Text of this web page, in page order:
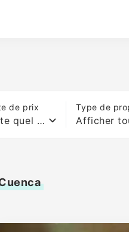
de prix
N'importe quel prix
Type de
Afficher